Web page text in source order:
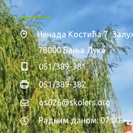
Ненада Костића 7,
78000 Бања Лука
051/389-381
051/389-382
os026@skolers.org
Радним даном: 07:00 —